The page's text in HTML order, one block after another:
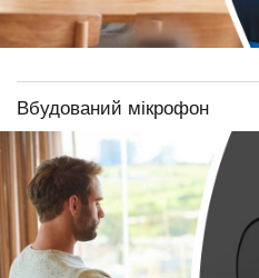
Вбудований мікрофон